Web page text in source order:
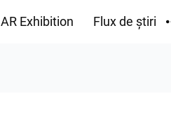
AR Exhibition Flux de știri